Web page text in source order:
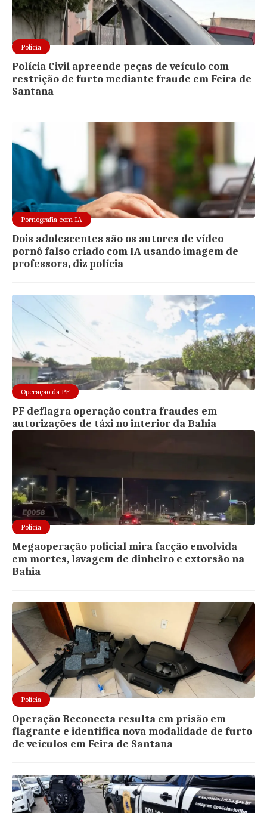
Polícia
Polícia Civil apreende peças de veículo com
restrição de furto mediante fraude em Feira de
Santana
Pornografia com IA
Dois adolescentes são os autores de vídeo
pornô falso criado com IA usando imagem de
professora, diz polícia
Operação da PF
PF deflagra operação contra fraudes em
autorizações de táxi no interior da Bahia
Polícia
Megaoperação policial mira facção envolvida
em mortes, lavagem de dinheiro e extorsão na
Bahia
Polícia
Operação Reconecta resulta em prisão em
flagrante e identifica nova modalidade de furto
de veículos em Feira de Santana